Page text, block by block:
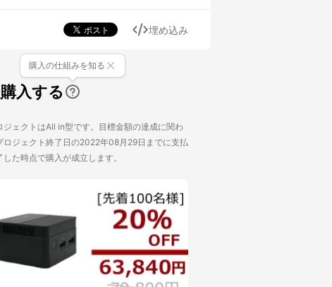
埋め込み
入する
購入の仕組みを知る
ジェクトはAll in型です。目標金額の達成に関わ
ロジェクト終了日の2022年08月29日までに支払
した時点で購入が成立します。